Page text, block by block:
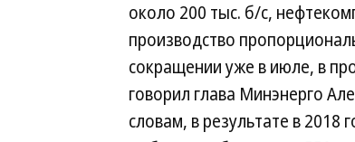
около 200 тыс. б/с,
производство
сокращении уже в июле, в
говорил глава Минэнерго
словам, в результате в 2018